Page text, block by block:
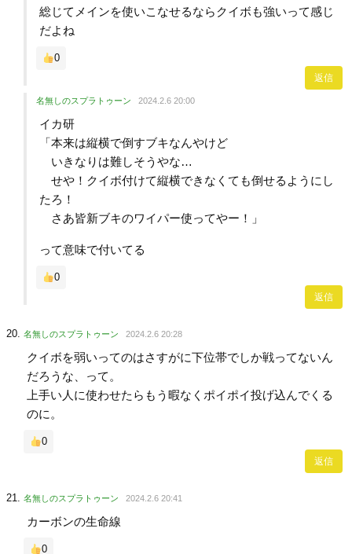
総じてメインを使いこなせるならクイボも強いって感じ
だよね
0
返信
名無しのスプラトゥーン 2024.2.6 20:00
イカ研
「本来は縦横で倒すブキなんやけど
いきなりは難しそうやな…
せや！クイボ付けて縦横できなくても倒せるようにし
たろ！
さあ皆新ブキのワイパー使ってやー！」
って意味で付いてる
0
返信
名無しのスプラトゥーン 2024.2.6 20:28
クイボを弱いってのはさすがに下位帯でしか戦ってないん
だろうな、って。
上手い人に使わせたらもう暇なくポイポイ投げ込んでくる
のに。
0
返信
名無しのスプラトゥーン 2024.2.6 20:41
カーボンの生命線
0